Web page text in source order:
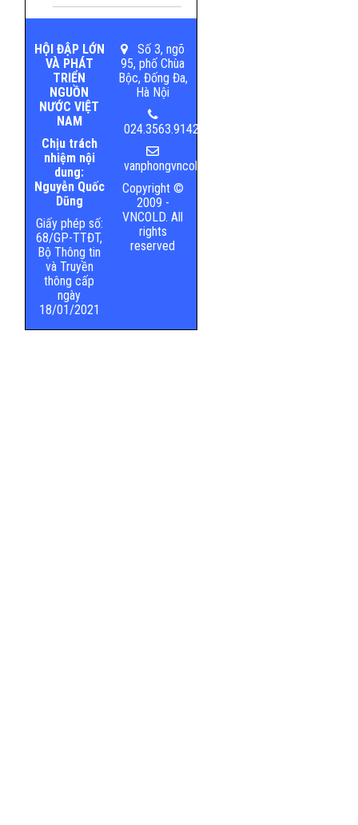
HỘI ĐẬP LỚN
VÀ PHÁT
TRIỂN
NGUỒN
NƯỚC VIỆT
NAM
Chịu trách
nhiệm nội
dung:
Nguyễn Quốc
Dũng
Giấy phép số:
68/GP-TTĐT,
Bộ Thông tin
và Truyền
thông cấp
ngày
18/01/2021
Số 3, ngõ
95, phố Chùa
Bộc, Đống Đa,
Hà Nội
024.3563.9142
vanphongvncold@mard.gov.vn
Copyright ©
2009 -
VNCOLD. All
rights
reserved